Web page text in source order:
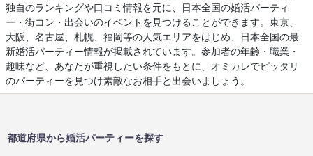
独自のランキングや口コミ情報を元に、日本全国の婚活パーティ
ー・街コン・出会いのイベントを見つけることができます。東京、
大阪、名古屋、札幌、福岡等の人気エリアをはじめ、日本全国の最
新婚活パーティー情報が掲載されています。参加者の年齢・職業・
趣味など、あなたが重視したい条件をもとに、オミカレでピッタリ
のパーティーを見つけ素敵なお相手と出会いましょう。
都道府県から婚活パーティーを探す